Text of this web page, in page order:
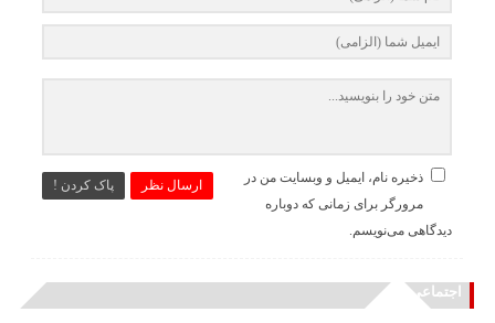
ارسال نظر پاک کردن !
ذخیره نام، ایمیل و وبسایت من در
مرورگر برای زمانی که دوباره
دیدگاهی می‌نویسم.
اجتماعی